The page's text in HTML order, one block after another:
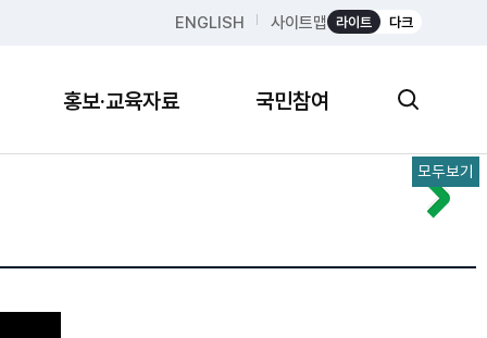
ENGLISH 사이트맵 라이트 다크
홍보·교육자료 국민참여
모두보기